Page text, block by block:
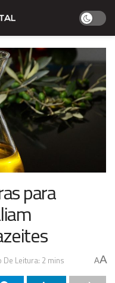
para
De Leitura: 2 mins AA